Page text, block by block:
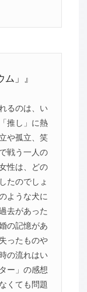
ム」』
るのは、い
推し」に熱
や孤立、笑
戦う一人の
性は、どの
たのでしょ
ような犬に
去があった
の記憶があ
ったものや
の流れはい
ー」の感想
くても問題